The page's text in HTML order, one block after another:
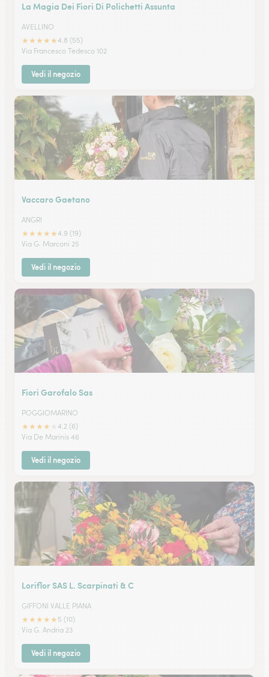
La Magia Dei Fiori Di Polichetti Assunta
AVELLINO
★★★★★4.8 (55)
Via Francesco Tedesco 102
Vedi il negozio
Vaccaro Gaetano
ANGRI
★★★★★4.9 (19)
Via G. Marconi 25
Vedi il negozio
Fiori Garofalo Sas
POGGIOMARINO
★★★★
4.2 (6)
Via De Marinis 46
Vedi il negozio
Loriflor SAS L. Scarpinati & C
GIFFONI VALLE PIANA
★★★★★ 5 (10)
Via G. Andria 23
Vedi il negozio